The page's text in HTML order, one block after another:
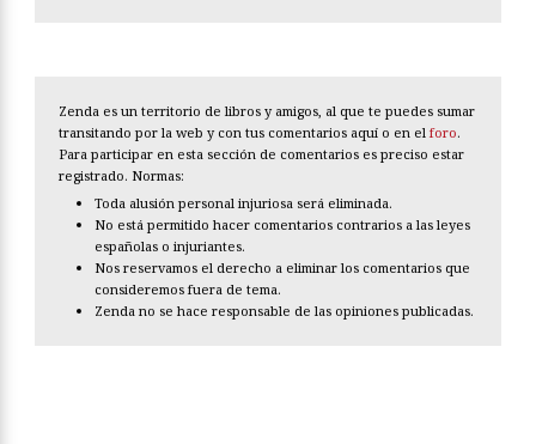
Zenda es un territorio de libros y amigos, al que te puedes sumar
transitando por la web y con tus comentarios aquí o en el foro.
Para participar en esta sección de comentarios es preciso estar
registrado. Normas:
Toda alusión personal injuriosa será eliminada.
No está permitido hacer comentarios contrarios a las leyes
españolas o injuriantes.
Nos reservamos el derecho a eliminar los comentarios que
consideremos fuera de tema.
Zenda no se hace responsable de las opiniones publicadas.